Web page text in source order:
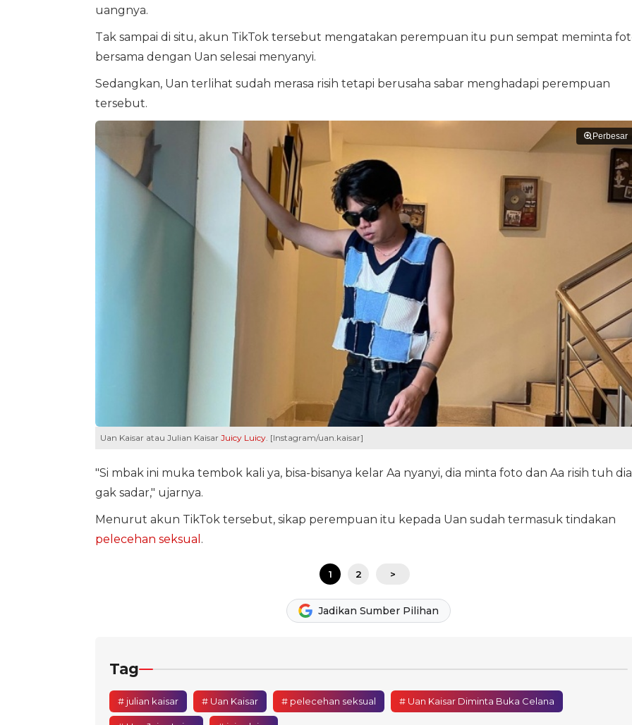
uangnya.
Tak sampai di situ, akun TikTok tersebut mengatakan perempuan itu pun sempat meminta
bersama dengan Uan selesai menyanyi.
Sedangkan, Uan terlihat sudah merasa risih tetapi berusaha sabar menghadapi perempuan
tersebut.
Perbesar
Uan Kaisar atau Julian Kaisar Juicy Luicy. [Instagram/uan.kaisar]
"Si mbak ini muka tembok kali ya, bisa-bisanya kelar Aa nyanyi, dia minta foto dan Aa risih tuh dia
gak sadar," ujarnya.
Menurut akun TikTok tersebut, sikap perempuan itu kepada Uan sudah termasuk tindakan
pelecehan seksual .
1 2 >
Jadikan Sumber Pilihan
Tag
# julian kaisar # Uan Kaisar # pelecehan seksual # Uan Kaisar Diminta Buka Celana